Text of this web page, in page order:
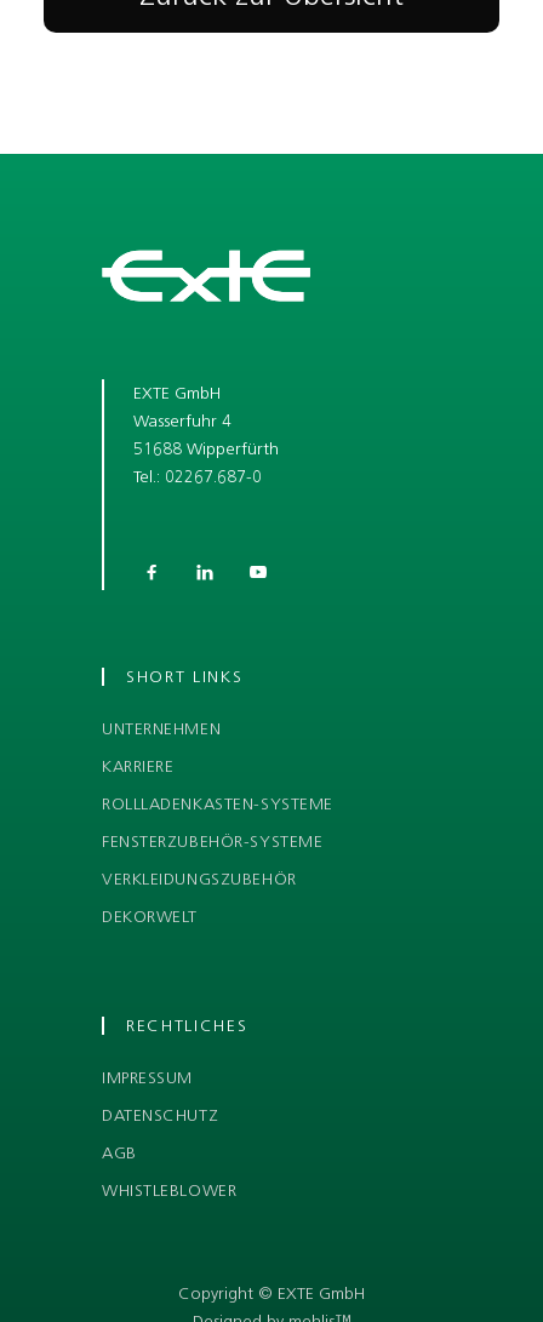
EXTE GmbH
Wasserfuhr 4
51688 Wipperfürth
Tel.: 02267.687-0
  
Copyright © EXTE GmbH
SHORT LINKS
UNTERNEHMEN
KARRIERE
ROLLLADENKASTEN-SYSTEME
FENSTERZUBEHÖR-SYSTEME
VERKLEIDUNGSZUBEHÖR
DEKORWELT
RECHTLICHES
IMPRESSUM
DATENSCHUTZ
AGB
WHISTLEBLOWER